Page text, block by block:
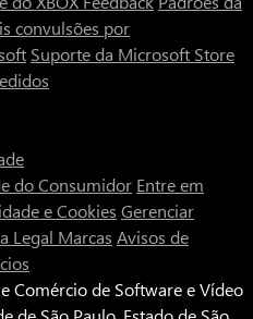
convulsões por
Suporte da Microsoft Store
do Consumidor Entre em
e Cookies Gerenciar
Legal Marcas Avisos de
Comércio de Software e Vídeo